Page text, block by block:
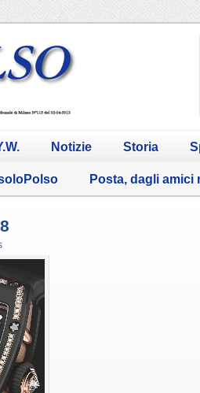
Notizie Storia
Posta, dagli amici